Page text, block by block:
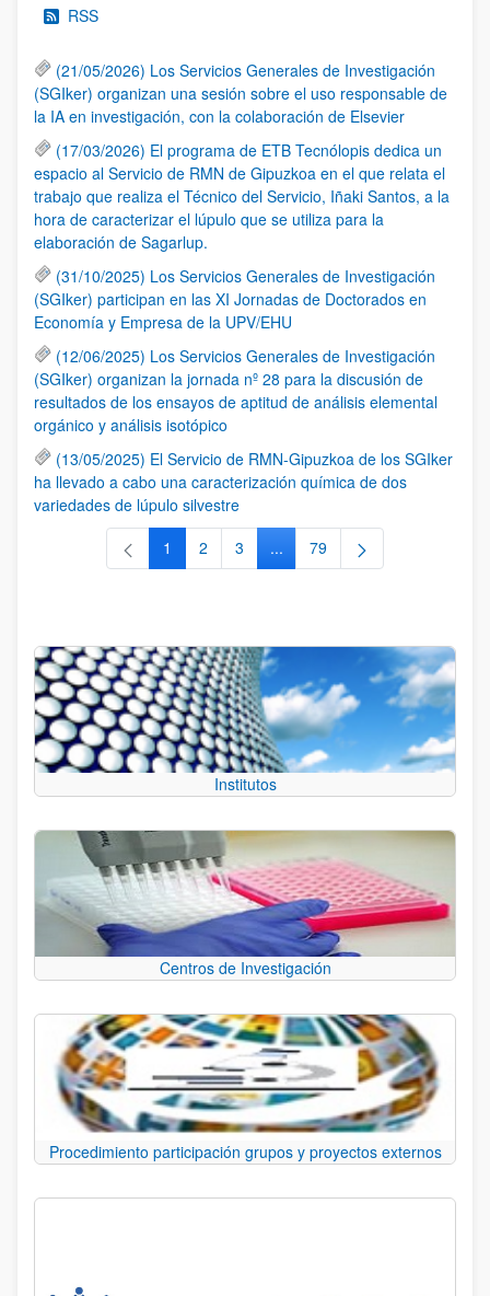
RSS
(21/05/2026) Los Servicios Generales de Investigación
(SGIker) organizan una sesión sobre el uso responsable de
la IA en investigación, con la colaboración de Elsevier
(17/03/2026) El programa de ETB Tecnólopis dedica un
espacio al Servicio de RMN de Gipuzkoa en el que relata el
trabajo que realiza el Técnico del Servicio, Iñaki Santos, a la
hora de caracterizar el lúpulo que se utiliza para la
elaboración de Sagarlup.
(31/10/2025) Los Servicios Generales de Investigación
(SGIker) participan en las XI Jornadas de Doctorados en
Economía y Empresa de la UPV/EHU
(12/06/2025) Los Servicios Generales de Investigación
(SGIker) organizan la jornada nº 28 para la discusión de
resultados de los ensayos de aptitud de análisis elemental
orgánico y análisis isotópico
(13/05/2025) El Servicio de RMN-Gipuzkoa de los SGIker
ha llevado a cabo una caracterización química de dos
variedades de lúpulo silvestre
Página
1 Página
2 Página
3 ...Páginas intermedias Use TAB
Página
79
Institutos
Centros de Investigación
Procedimiento participación grupos y proyectos externos